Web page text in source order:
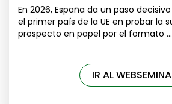
En 2026, España da un paso
el primer país de la UE en probar la
prospecto en papel por el formato ...
IR AL